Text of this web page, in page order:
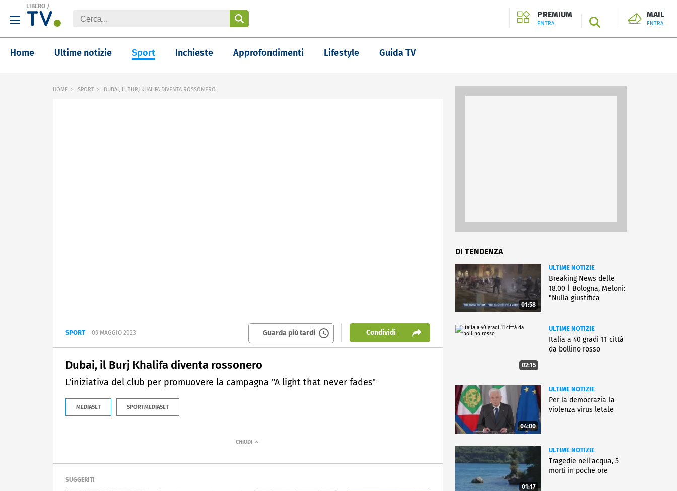
LIBERO /
PREMIUM
ENTRA SEARCH
MAIL
ENTRA
Home Ultime notizie Sport Inchieste Approfondimenti Lifestyle Guida TV
HOME SPORT DUBAI, IL BURJ KHALIFA DIVENTA ROSSONERO
SPORT 09 MAGGIO 2023 Guarda più tardi Condividi
Dubai, il Burj Khalifa diventa rossonero
L'iniziativa del club per promuovere la campagna "A light that never fades"
MEDIASET SPORTMEDIASET
SUGGERITI
DI TENDENZA
01:58
ULTIME NOTIZIE
Breaking News delle
18.00 | Bologna, Meloni:
"Nulla giustifica
02:15
ULTIME NOTIZIE
Italia a 40 gradi 11 città
da bollino rosso
04:00
ULTIME NOTIZIE
Per la democrazia la
violenza virus letale
01:17
ULTIME NOTIZIE
Tragedie nell'acqua, 5
morti in poche ore